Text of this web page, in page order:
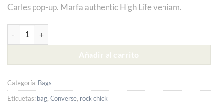
Carles pop-up. Marfa authentic High Life veniam.
Alanya Braided Leather cantidad
Añadir al carrito
Alternative:
Categoría: Bags
Etiquetas: bag, Converse, rock chick